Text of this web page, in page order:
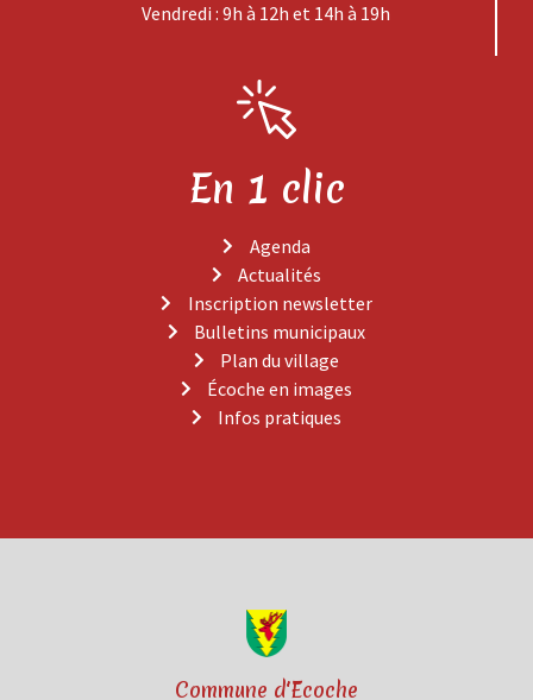
Vendredi : 9h à 12h et 14h à 19h
En 1 clic
Agenda
Actualités
Inscription newsletter
Bulletins municipaux
Plan du village
Écoche en images
Infos pratiques
Commune d'Ecoche